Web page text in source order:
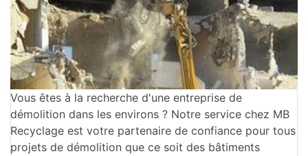
Vous êtes à la recherche d'une entreprise de
démolition dans les environs ? Notre service chez MB
Recyclage est votre partenaire de confiance pour tous
projets de démolition que ce soit des bâtiments